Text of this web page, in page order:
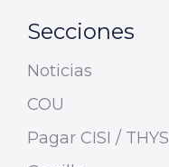
Secciones
Noticias
COU
Pagar CISI / THYS